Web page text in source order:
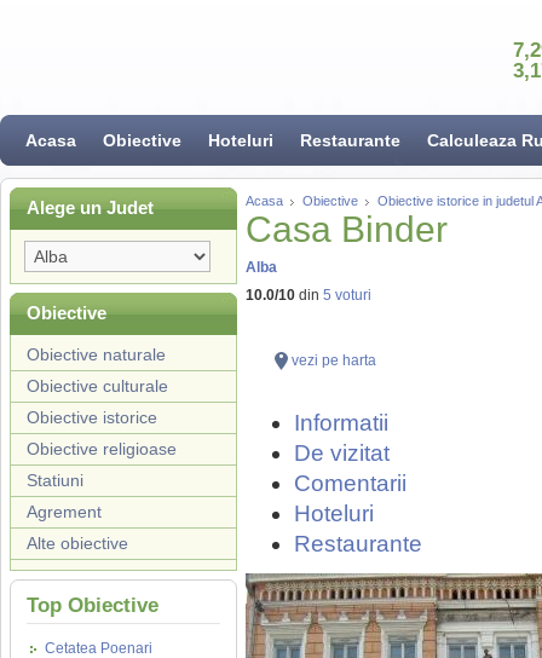
Acasa Obiective Hoteluri Restaurante Calculeaza
Alege un Judet
Obiective
Obiective naturale
Obiective culturale
Obiective istorice
Obiective religioase
Statiuni
Agrement
Alte obiective
Top Obiective
Cetatea Poenari
Acasa Obiective Obiective istorice in judetul
Casa Binder
Alba
10.0/10 din 5 voturi
vezi pe harta
Informatii
De vizitat
Comentarii
Hoteluri
Restaurante